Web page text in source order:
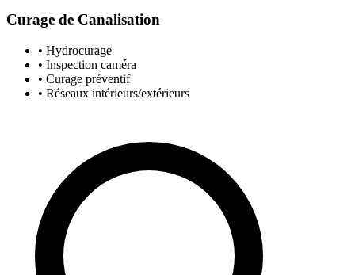
Curage de Canalisation
• Hydrocurage
• Inspection caméra
• Curage préventif
• Réseaux intérieurs/extérieurs